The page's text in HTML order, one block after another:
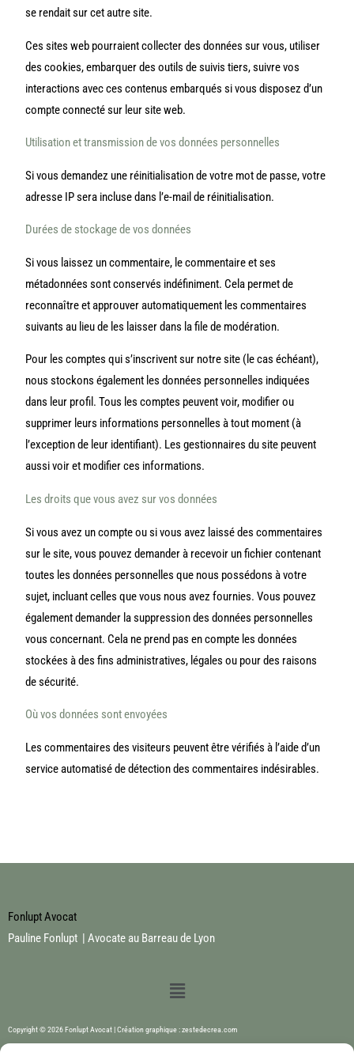
se rendait sur cet autre site.
Ces sites web pourraient collecter des données sur vous, utiliser
des cookies, embarquer des outils de suivis tiers, suivre vos
interactions avec ces contenus embarqués si vous disposez d’un
compte connecté sur leur site web.
Utilisation et transmission de vos données personnelles
Si vous demandez une réinitialisation de votre mot de passe, votre
adresse IP sera incluse dans l’e-mail de réinitialisation.
Durées de stockage de vos données
Si vous laissez un commentaire, le commentaire et ses
métadonnées sont conservés indéfiniment. Cela permet de
reconnaître et approuver automatiquement les commentaires
suivants au lieu de les laisser dans la file de modération.
Pour les comptes qui s’inscrivent sur notre site (le cas échéant),
nous stockons également les données personnelles indiquées
dans leur profil. Tous les comptes peuvent voir, modifier ou
supprimer leurs informations personnelles à tout moment (à
l’exception de leur identifiant). Les gestionnaires du site peuvent
aussi voir et modifier ces informations.
Les droits que vous avez sur vos données
Si vous avez un compte ou si vous avez laissé des commentaires
sur le site, vous pouvez demander à recevoir un fichier contenant
toutes les données personnelles que nous possédons à votre
sujet, incluant celles que vous nous avez fournies. Vous pouvez
également demander la suppression des données personnelles
vous concernant. Cela ne prend pas en compte les données
stockées à des fins administratives, légales ou pour des raisons
de sécurité.
Où vos données sont envoyées
Les commentaires des visiteurs peuvent être vérifiés à l’aide d’un
service automatisé de détection des commentaires indésirables.
Fonlupt Avocat
Pauline Fonlupt | Avocate au Barreau de Lyon
Menu
Copyright © 2026 Fonlupt Avocat | Création graphique : zestedecrea.com